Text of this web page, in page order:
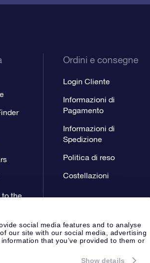
social media features and to analyse
our site with our social media, advertising
that you’ve provided to them or
Show details
to the
Ordini e consegne
Login Cliente
Informazioni di
Pagamento
Informazioni di
Spedizione
Politica di reso
Costellazioni